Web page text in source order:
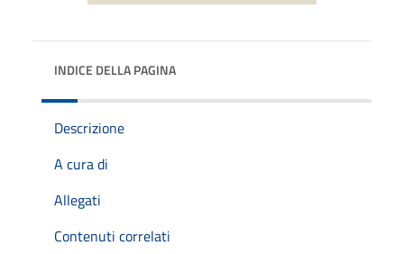
INDICE DELLA PAGINA
Descrizione
A cura di
Allegati
Contenuti correlati